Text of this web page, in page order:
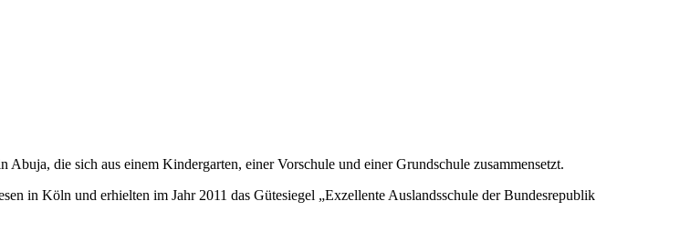
die sich aus einem Kindergarten, einer Vorschule und einer Grundschule zusammensetzt.
in Köln und erhielten im Jahr 2011 das Gütesiegel „Exzellente Auslandsschule der Bundesrepublik